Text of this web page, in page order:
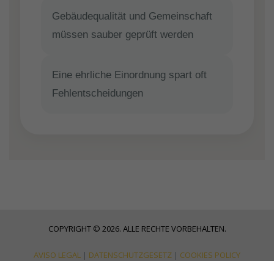
Gebäudequalität und Gemeinschaft
müssen sauber geprüft werden
Eine ehrliche Einordnung spart oft
Fehlentscheidungen
COPYRIGHT © 2026. ALLE RECHTE VORBEHALTEN.
AVISO LEGAL | DATENSCHUTZGESETZ | COOKIES POLICY